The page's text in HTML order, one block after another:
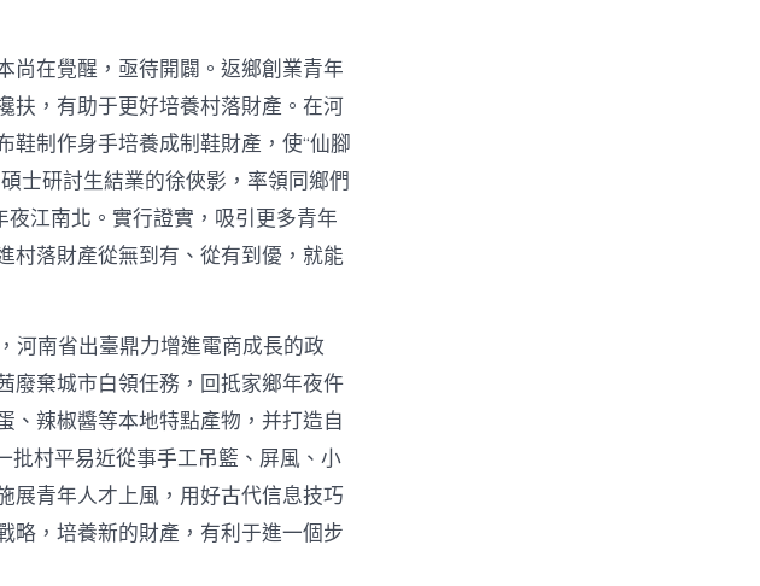
尚在覺醒，亟待開闢。返鄉創業青年
扶，有助于更好培養村落財產。在河
鞋制作身手培養成制鞋財產，使“仙腳
士研討生結業的徐俠影，率領同鄉們
江南北。實行證實，吸引更多青年
村落財產從無到有、從有到優，就能
河南省出臺鼎力增進電商成長的政
廢棄城市白領任務，回抵家鄉年夜仵
、辣椒醬等本地特點產物，并打造自
批村平易近從事手工吊籃、屏風、小
展青年人才上風，用好古代信息技巧
略，培養新的財產，有利于進一個步